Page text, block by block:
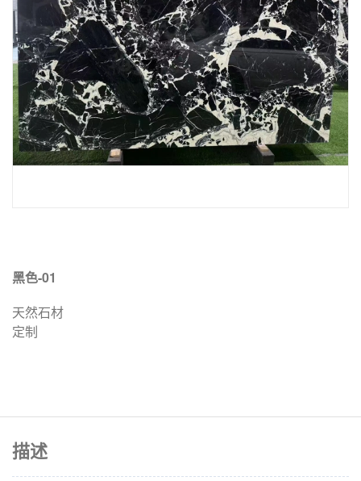
黑色-01
天然石材
定制
描述